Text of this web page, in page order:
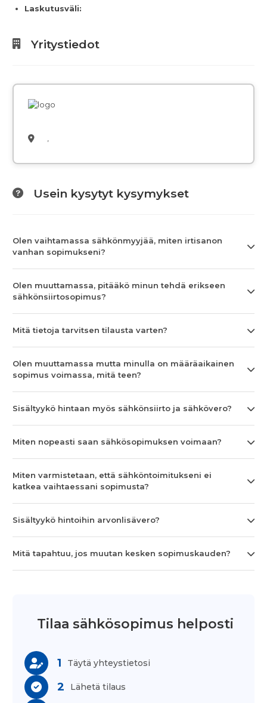
Laskutusväli:
Yritystiedot
,
Usein kysytyt kysymykset
Olen vaihtamassa sähkönmyyjää, miten irtisanon
vanhan sopimukseni?
Olen muuttamassa, pitääkö minun tehdä erikseen
sähkönsiirtosopimus?
Mitä tietoja tarvitsen tilausta varten?
Olen muuttamassa mutta minulla on määräaikainen
sopimus voimassa, mitä teen?
Sisältyykö hintaan myös sähkönsiirto ja sähkövero?
Miten nopeasti saan sähkösopimuksen voimaan?
Miten varmistetaan, että sähköntoimitukseni ei
katkea vaihtaessani sopimusta?
Sisältyykö hintoihin arvonlisävero?
Mitä tapahtuu, jos muutan kesken sopimuskauden?
Tilaa sähkösopimus helposti
1 Täytä yhteystietosi
2 Lähetä tilaus